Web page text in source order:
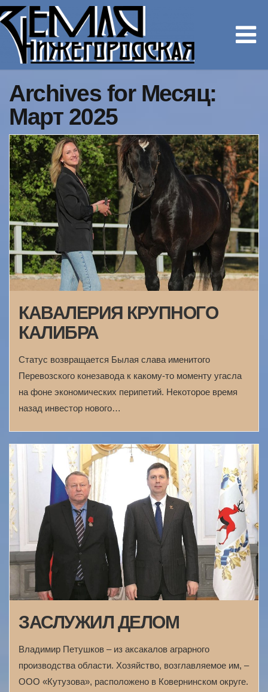
Archives for Месяц:
Март 2025
КАВАЛЕРИЯ КРУПНОГО
КАЛИБРА
Статус возвращается Былая слава именитого
Перевозского конезавода к какому-то моменту угасла
на фоне экономических перипетий. Некоторое время
назад инвестор нового…
ЗАСЛУЖИЛ ДЕЛОМ
Владимир Петушков – из аксакалов аграрного
производства области. Хозяйство, возглавляемое им, –
ООО «Кутузова», расположено в Ковернинском округе.